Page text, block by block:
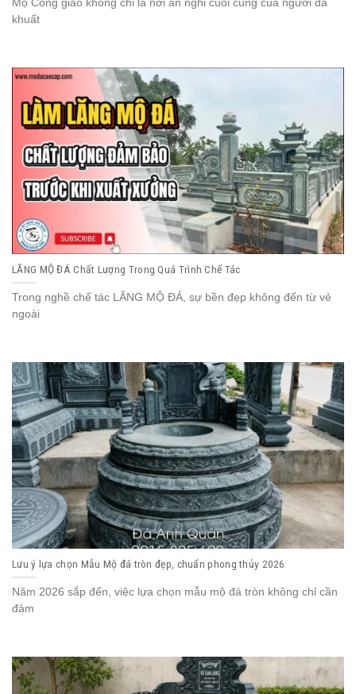
Mộ Công giáo không chỉ là nơi an nghỉ cuối cùng của người đã
khuất
LĂNG MỘ ĐÁ Chất Lượng Trong Quá Trình Chế Tác
Trong nghề chế tác LĂNG MỘ ĐÁ, sự bền đẹp không đến từ vẻ
ngoài
Lưu ý lựa chọn Mẫu Mộ đá tròn đẹp, chuẩn phong thủy 2026
Năm 2026 sắp đến, việc lựa chọn mẫu mộ đá tròn không chỉ cần
đảm